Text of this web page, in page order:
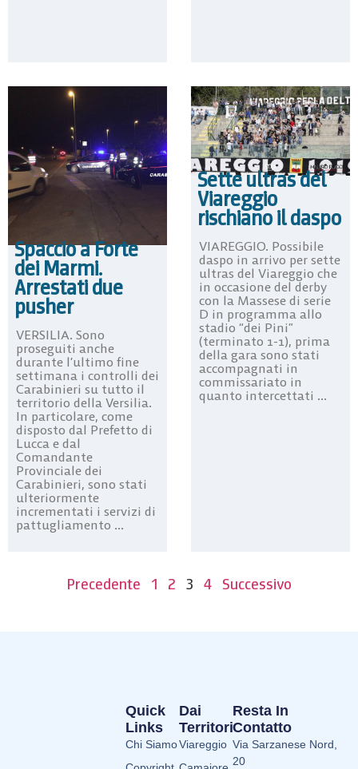
Spaccio a Forte
dei Marmi.
Arrestati due
pusher
VERSILIA. Sono
proseguiti anche
durante l’ultimo fine
settimana i controlli dei
Carabinieri su tutto il
territorio della Versilia.
In particolare, come
disposto dal Prefetto di
Lucca e dal
Comandante
Provinciale dei
Carabinieri, sono stati
ulteriormente
incrementati i servizi di
pattugliamento ...
Sette ultras del
Viareggio
rischiano il daspo
VIAREGGIO. Possibile
daspo in arrivo per sette
ultras del Viareggio che
in occasione del derby
con la Massese di serie
D in programma allo
stadio “dei Pini”
(terminato 1-1), prima
della gara sono stati
accompagnati in
commissariato in
quanto intercettati ...
Precedente 1 2 3 4 Successivo
Dai
Territori
Viareggio
Quick
Links
Chi Siamo
Resta In
Contatto
Via Sarzanese Nord,
20